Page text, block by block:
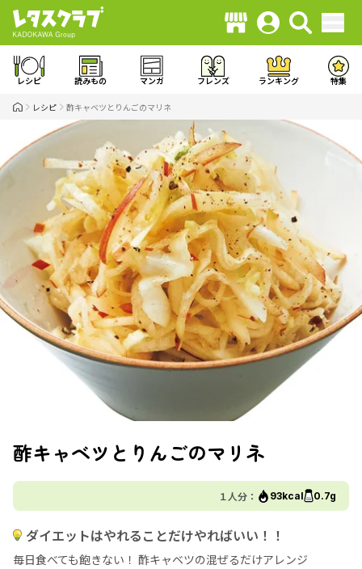
レシピ 読みもの マンガ フレンズ ランキング 特集
レシピ 酢キャベツとりんごのマリネ
酢キャベツとりんごのマリネ
１人分： 93kcal 0.7g
ダイエットはやれることだけやればいい！！
毎日食べても飽きない！ 酢キャベツの混ぜるだけアレンジ